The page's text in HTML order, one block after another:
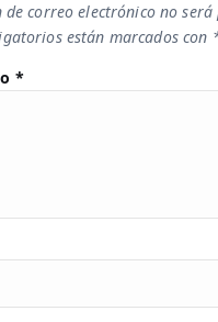
de correo electrónico no será
están marcados con
*